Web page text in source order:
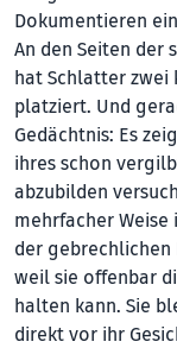
Dokumentieren
An den Seiten der
hat Schlatter
platziert. Und
Gedächtnis: Es
ihres schon
abzubilden
mehrfacher Weise
der gebrechlichen
weil sie offenbar
halten kann. Sie
direkt vor ihr